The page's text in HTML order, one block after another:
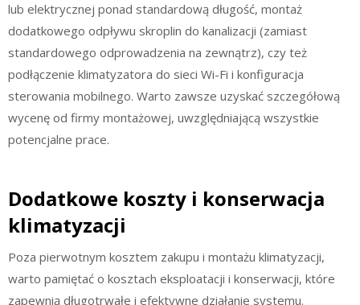
lub elektrycznej ponad standardową długość, montaż
dodatkowego odpływu skroplin do kanalizacji (zamiast
standardowego odprowadzenia na zewnątrz), czy też
podłączenie klimatyzatora do sieci Wi-Fi i konfiguracja
sterowania mobilnego. Warto zawsze uzyskać szczegółową
wycenę od firmy montażowej, uwzględniającą wszystkie
potencjalne prace.
Dodatkowe koszty i konserwacja
klimatyzacji
Poza pierwotnym kosztem zakupu i montażu klimatyzacji,
warto pamiętać o kosztach eksploatacji i konserwacji, które
zapewnią długotrwałe i efektywne działanie systemu.